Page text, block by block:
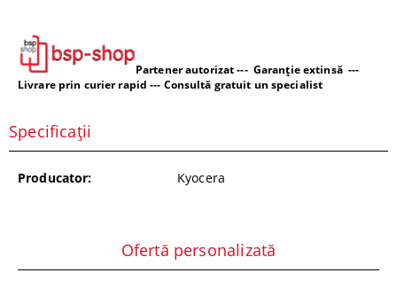
Partener autorizat --- Garanție extinsă ---
Livrare prin curier rapid --- Consultă gratuit un specialist
Specificații
Producator: Kyocera
Ofertă personalizată